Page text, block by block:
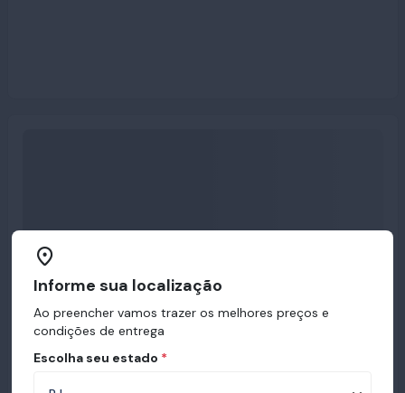
Informe sua localização
Ao preencher vamos trazer os melhores preços e
condições de entrega
Escolha seu estado *